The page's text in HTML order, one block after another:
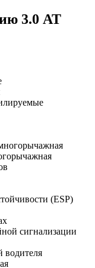
3.0 AT
(ESP)
сигнализации
водителя